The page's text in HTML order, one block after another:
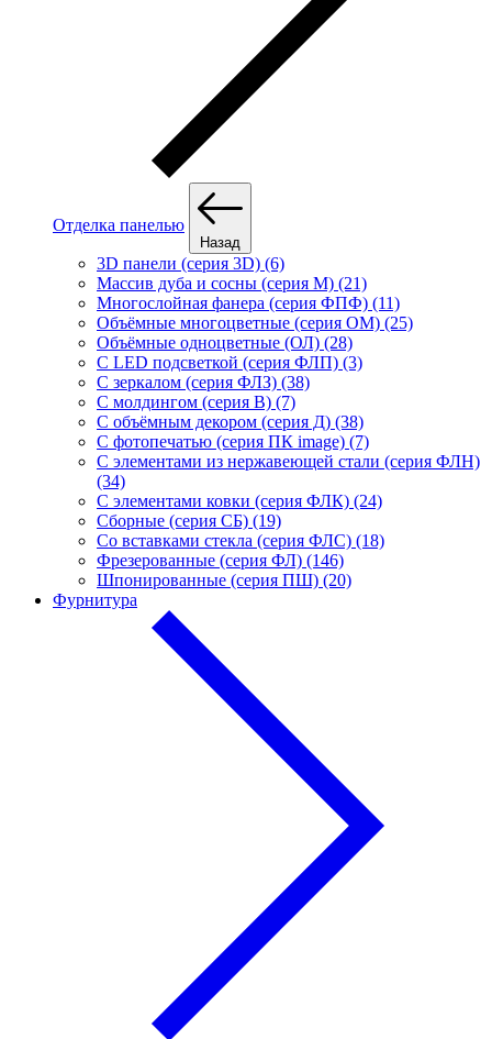
Отделка панелью
Назад
3D панели (серия 3D) (6)
Массив дуба и сосны (серия М) (21)
Многослойная фанера (серия ФПФ) (11)
Объёмные многоцветные (серия ОМ) (25)
Объёмные одноцветные (ОЛ) (28)
С LED подсветкой (серия ФЛП) (3)
С зеркалом (серия ФЛЗ) (38)
С молдингом (серия В) (7)
С объёмным декором (серия Д) (38)
С фотопечатью (серия ПК image) (7)
С элементами из нержавеющей стали (серия ФЛН)
(34)
С элементами ковки (серия ФЛК) (24)
Сборные (серия СБ) (19)
Со вставками стекла (серия ФЛС) (18)
Фрезерованные (серия ФЛ) (146)
Шпонированные (серия ПШ) (20)
Фурнитура